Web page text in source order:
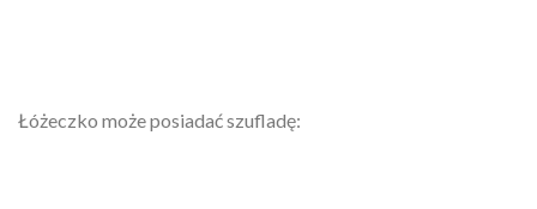
Łóżeczko może posiadać szufladę: